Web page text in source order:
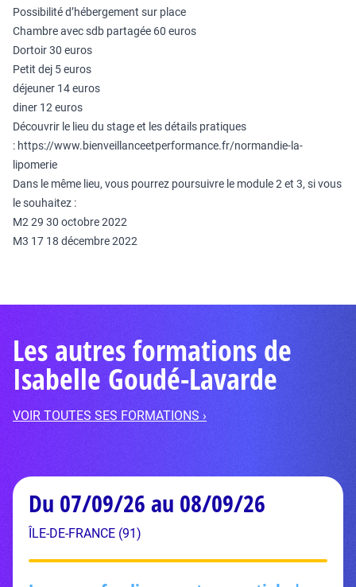
Possibilité d’hébergement sur place
Chambre avec sdb partagée 60 euros
Dortoir 30 euros
Petit dej 5 euros
déjeuner 14 euros
diner 12 euros
Découvrir le lieu du stage et les détails pratiques
: https://www.bienveillanceetperformance.fr/normandie-la-
lipomerie
Dans le même lieu, vous pourrez poursuivre le module 2 et 3, si vous
le souhaitez :
M2 29 30 octobre 2022
M3 17 18 décembre 2022
Les autres formations de
Isabelle Goudé-Lavarde
VOIR TOUTES SES FORMATIONS ›
Du 07/09/26 au 08/09/26
ÎLE-DE-FRANCE (91)